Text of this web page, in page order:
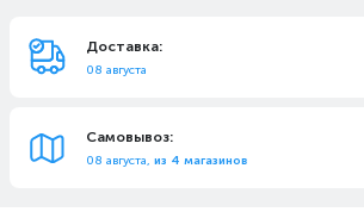
Доставка:
08 августа
Самовывоз:
08 августа, из 4 магазинов